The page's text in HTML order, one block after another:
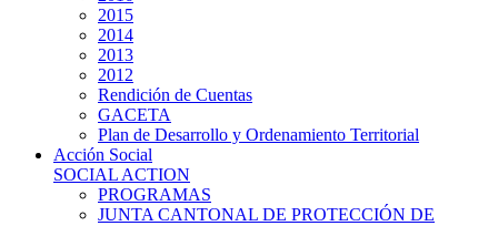
2015
2014
2013
2012
Rendición de Cuentas
GACETA
Plan de Desarrollo y Ordenamiento Territorial
Acción Social
SOCIAL ACTION
PROGRAMAS
JUNTA CANTONAL DE PROTECCIÓN DE